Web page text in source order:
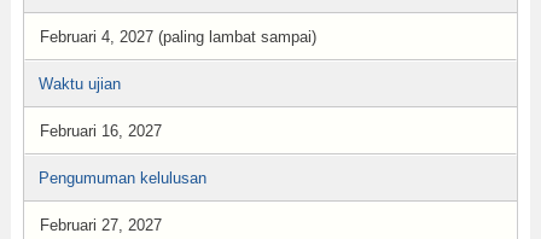
Februari 4, 2027 (paling lambat sampai)
Waktu ujian
Februari 16, 2027
Pengumuman kelulusan
Februari 27, 2027